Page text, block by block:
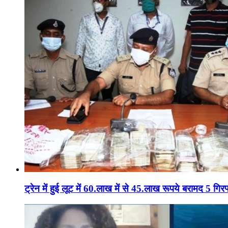
ट्रेन में हुई लूट में 60.लाख में से 45.लाख रूपये बरामद 5